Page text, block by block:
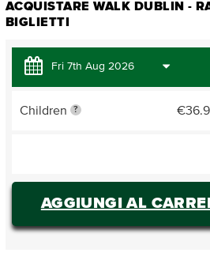
ACQUISTARE WALK DUBLIN -
BIGLIETTI
Children ?
AGGIUNGI AL